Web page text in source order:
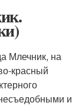
Млечник, на
красный
и